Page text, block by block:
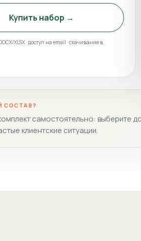
Купить набор →
XLSX · доступ на email · скачивание в
СОСТАВ?
самостоятельно: выберите
клиентские ситуации.